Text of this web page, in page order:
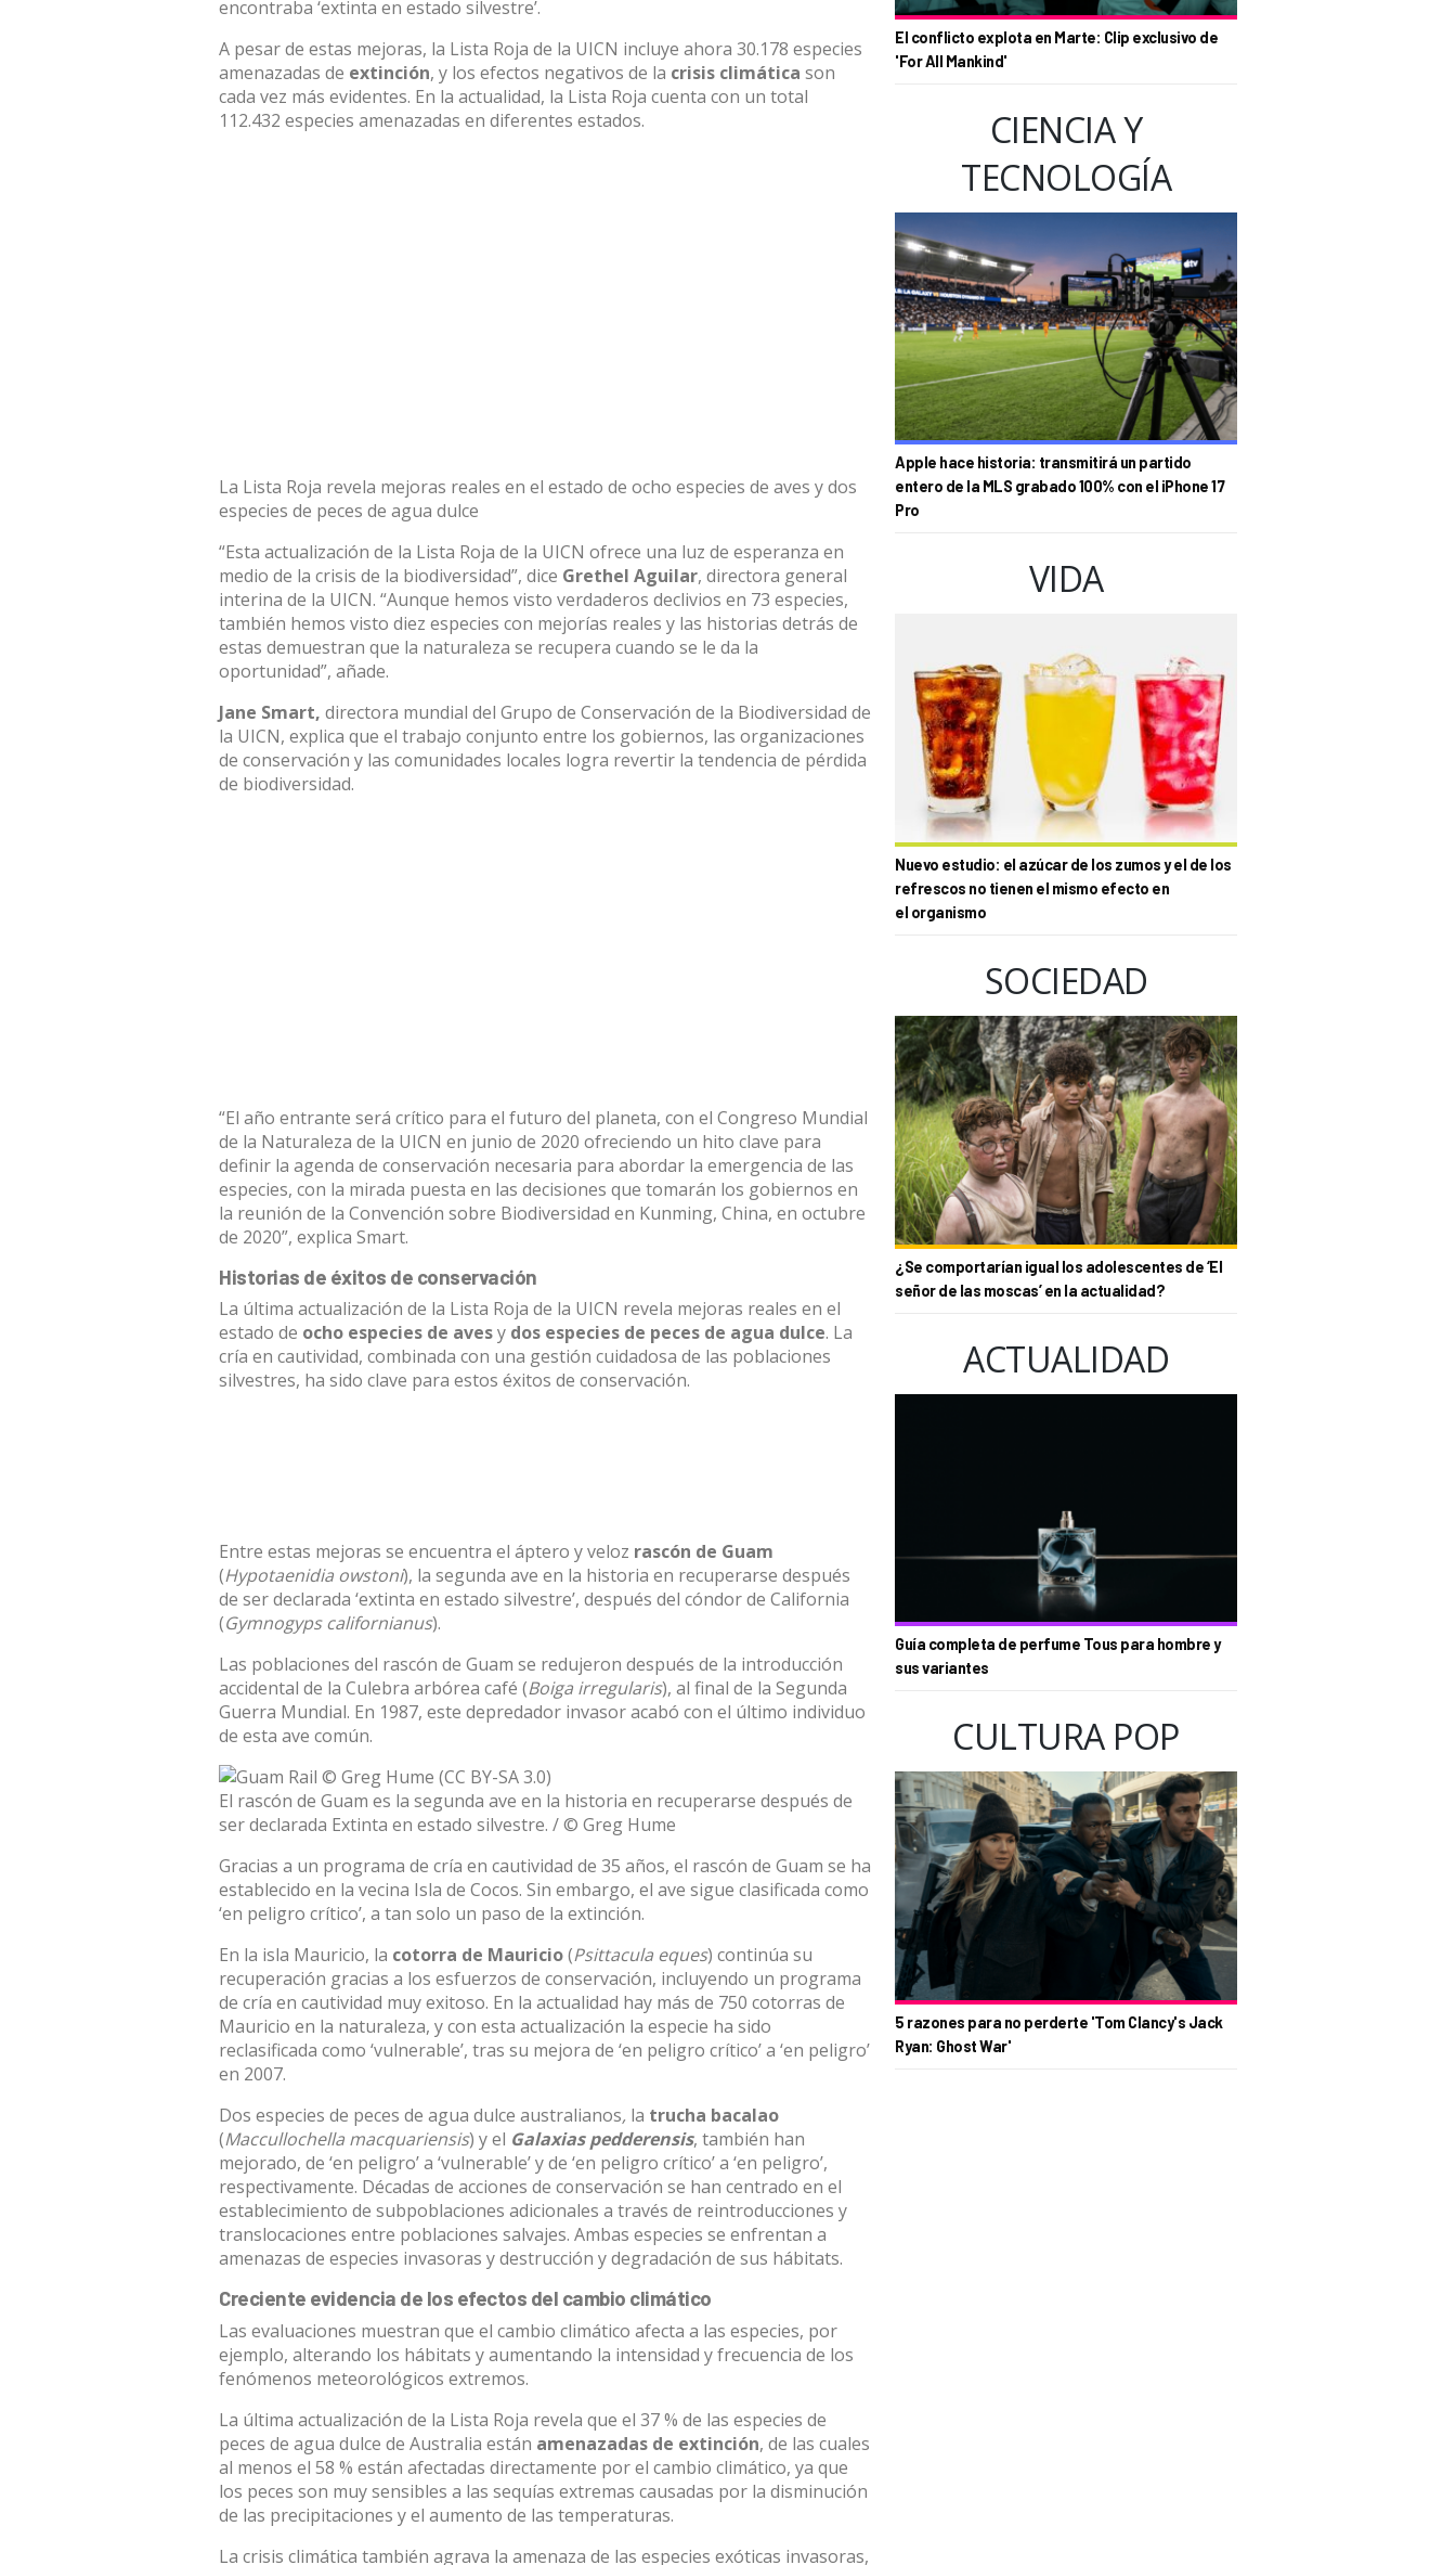
encontraba ‘extinta en estado silvestre’.
A pesar de estas mejoras, la Lista Roja de la UICN incluye ahora 30.178 especies
amenazadas de extinción, y los efectos negativos de la crisis climática son
cada vez más evidentes. En la actualidad, la Lista Roja cuenta con un total
112.432 especies amenazadas en diferentes estados.
La Lista Roja revela mejoras reales en el estado de ocho especies de aves y dos
especies de peces de agua dulce
“Esta actualización de la Lista Roja de la UICN ofrece una luz de esperanza en
medio de la crisis de la biodiversidad”, dice Grethel Aguilar, directora general
interina de la UICN. “Aunque hemos visto verdaderos declivios en 73 especies,
también hemos visto diez especies con mejorías reales y las historias detrás de
estas demuestran que la naturaleza se recupera cuando se le da la
oportunidad”, añade.
Jane Smart, directora mundial del Grupo de Conservación de la Biodiversidad de
la UICN, explica que el trabajo conjunto entre los gobiernos, las organizaciones
de conservación y las comunidades locales logra revertir la tendencia de pérdida
de biodiversidad.
“El año entrante será crítico para el futuro del planeta, con el Congreso Mundial
de la Naturaleza de la UICN en junio de 2020 ofreciendo un hito clave para
definir la agenda de conservación necesaria para abordar la emergencia de las
especies, con la mirada puesta en las decisiones que tomarán los gobiernos en
la reunión de la Convención sobre Biodiversidad en Kunming, China, en octubre
de 2020”, explica Smart.
Historias de éxitos de conservación
La última actualización de la Lista Roja de la UICN revela mejoras reales en el
estado de ocho especies de avesy dos especies de peces de agua dulce. La
cría en cautividad, combinada con una gestión cuidadosa de las poblaciones
silvestres, ha sido clave para estos éxitos de conservación.
Entre estas mejoras se encuentra el áptero y veloz rascón de Guam
(Hypotaenidia owstoni), la segunda ave en la historia en recuperarse después
de ser declarada ‘extinta en estado silvestre’, después del cóndor de California
(Gymnogyps californianus).
Las poblaciones del rascón de Guam se redujeron después de la introducción
accidental de la Culebra arbórea café (Boiga irregularis), al final de la Segunda
Guerra Mundial. En 1987, este depredador invasor acabó con el último individuo
de esta ave común.
El rascón de Guam es la segunda ave en la historia en recuperarse después de
ser declarada Extinta en estado silvestre. / © Greg Hume
Gracias a un programa de cría en cautividad de 35 años, el rascón de Guam se ha
establecido en la vecina Isla de Cocos. Sin embargo, el ave sigue clasificada como
‘en peligro crítico’, a tan solo un paso de la extinción.
En la isla Mauricio, la cotorra de Mauricio(Psittacula eques) continúa su
recuperación gracias a los esfuerzos de conservación, incluyendo un programa
de cría en cautividad muy exitoso. En la actualidad hay más de 750 cotorras de
Mauricio en la naturaleza, y con esta actualización la especie ha sido
reclasificada como ‘vulnerable’, tras su mejora de ‘en peligro crítico’ a ‘en peligro’
en 2007.
Dos especies de peces de agua dulce australianos, la trucha bacalao
(Maccullochella macquariensis) y el Galaxias pedderensis, también han
mejorado, de ‘en peligro’ a ‘vulnerable’ y de ‘en peligro crítico’ a ‘en peligro’,
respectivamente. Décadas de acciones de conservación se han centrado en el
establecimiento de subpoblaciones adicionales a través de reintroducciones y
translocaciones entre poblaciones salvajes. Ambas especies se enfrentan a
amenazas de especies invasoras y destrucción y degradación de sus hábitats.
Creciente evidencia de los efectos del cambio climático
Las evaluaciones muestran que el cambio climático afecta a las especies, por
ejemplo, alterando los hábitats y aumentando la intensidad y frecuencia de los
fenómenos meteorológicos extremos.
La última actualización de la Lista Roja revela que el 37 % de las especies de
peces de agua dulce de Australia están amenazadas de extinción, de las cuales
al menos el 58 % están afectadas directamente por el cambio climático, ya que
los peces son muy sensibles a las sequías extremas causadas por la disminución
de las precipitaciones y el aumento de las temperaturas.
La crisis climática también agrava la amenaza de las especies exóticas invasoras,
El conflicto explota en Marte: Clip exclusivo de
'For All Mankind'
CIENCIA Y
TECNOLOGÍA
Apple hace historia: transmitirá un partido
entero de la MLS grabado 100% con el iPhone 17
Pro
VIDA
Nuevo estudio: el azúcar de los zumos y el de los
refrescos no tienen el mismo efecto en
el organismo
SOCIEDAD
¿Se comportarían igual los adolescentes de ‘El
señor de las moscas’ en la actualidad?
ACTUALIDAD
Guía completa de perfume Tous para hombre y
sus variantes
CULTURA POP
5 razones para no perderte 'Tom Clancy's Jack
Ryan: Ghost War'